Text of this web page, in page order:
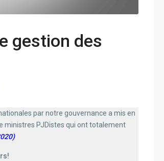
gestion des
par notre gouvernance a mis en
ministres PJDistes qui ont totalement